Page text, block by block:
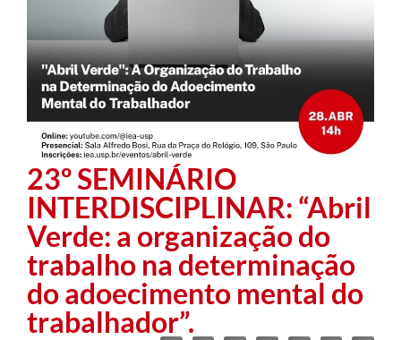
23º SEMINÁRIO
INTERDISCIPLINAR: “Abril
Verde: a organização do
trabalho na determinação
do adoecimento mental do
trabalhador”.